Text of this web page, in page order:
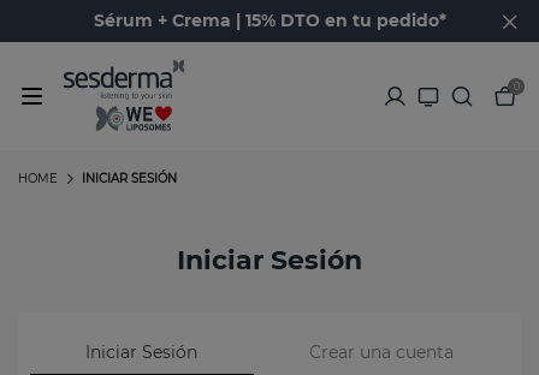
Sérum + Crema | 15% DTO en tu pedido*
0
INICIAR SESIÓN
HOME
Iniciar Sesión
Iniciar Sesión Crear una cuenta